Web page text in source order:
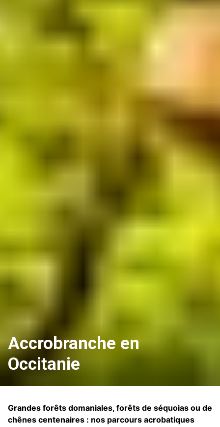
Accrobranche en
Occitanie
Grandes forêts domaniales, forêts de séquoias ou de
chênes centenaires : nos parcours acrobatiques